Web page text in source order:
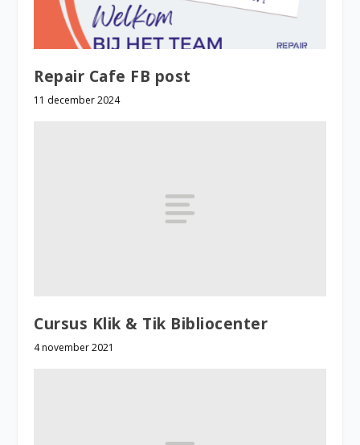
Repair Cafe FB post
11 december 2024
Cursus Klik & Tik Bibliocenter
4 november 2021